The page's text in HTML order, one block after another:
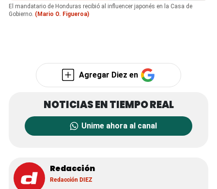
El mandatario de Honduras recibió al influencer japonés en la Casa de
Gobierno. (Mario O. Figueroa)
Agregar Diez en
Unime ahora al canal
Redacción
Redacción DIEZ